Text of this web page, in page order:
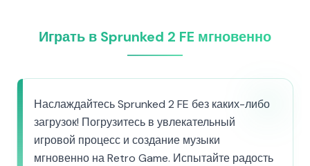
Играть в Sprunked 2 FE мгновенно
Наслаждайтесь Sprunked 2 FE без каких-либо
загрузок! Погрузитесь в увлекательный
игровой процесс и создание музыки
мгновенно на Retro Game. Испытайте радость